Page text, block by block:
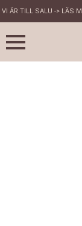
VI ÄR TILL SALU -> LÄS